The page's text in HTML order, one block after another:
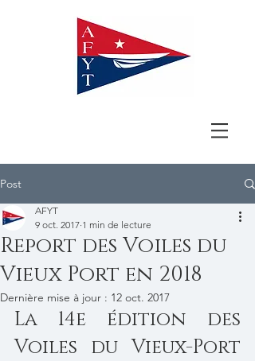
Post
Report des Voiles du
Vieux Port en 2018
AFYT
9 oct. 2017 1 min de lecture
Dernière mise à jour : 12 oct. 2017
La 14e édition des
Voiles du Vieux-Port